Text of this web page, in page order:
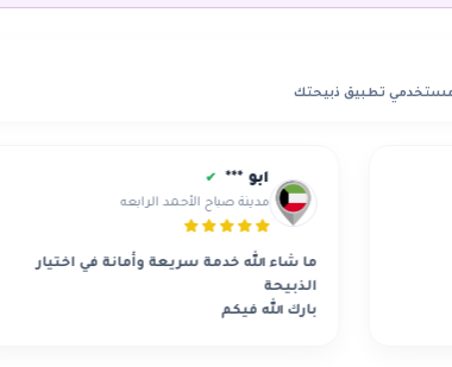
تطبيق ذبيحتك
✔
مدينة صباح الأحمد الرابعه
ما شاء الله خدمة سريعة وأمانة في اختيار
بارك الله فيكم